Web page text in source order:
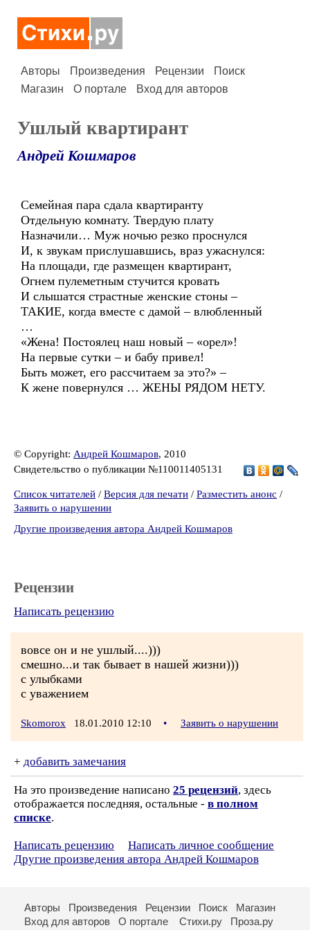
Авторы Произведения Рецензии
Поиск
Магазин
О портале Вход для авторов
Ушлый квартирант
Андрей Кошмаров
Семейная пара сдала квартиранту
Отдельную комнату. Твердую плату
Назначили… Муж ночью резко проснулся
И, к звукам прислушавшись, враз ужаснулся:
На площади, где размещен квартирант,
Огнем пулеметным стучится кровать
И слышатся страстные женские стоны –
ТАКИЕ, когда вместе с дамой – влюбленный
…
«Жена! Постоялец наш новый – «орел»!
На первые сутки – и бабу привел!
Быть может, его рассчитаем за это?» –
К жене повернулся … ЖЕНЫ РЯДОМ НЕТУ.
© Copyright: Андрей Кошмаров, 2010
Свидетельство о публикации №110011405131
Список читателей / Версия для печати / Разместить анонс /
Заявить о нарушении
Другие произведения автора Андрей Кошмаров
Рецензии
Написать рецензию
вовсе он и не ушлый....)))
смешно...и так бывает в нашей жизни)))
с улыбками
с уважением
Skomorox 18.01.2010 12:10 • Заявить о нарушении
+ добавить замечания
На это произведение написано 25 рецензий, здесь
отображается последняя, остальные - в полном
списке.
Написать рецензию
Написать личное сообщение
Другие произведения автора Андрей Кошмаров
Авторы Произведения Рецензии Поиск
Магазин
Вход для авторов
О портале Стихи.ру Проза.ру